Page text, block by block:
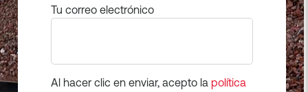
Tu correo electrónico
Al hacer clic en enviar, acepto la política